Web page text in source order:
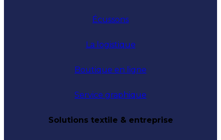
Écussons
La logistique
Boutique en ligne
Service graphique
Solutions textile & entreprise